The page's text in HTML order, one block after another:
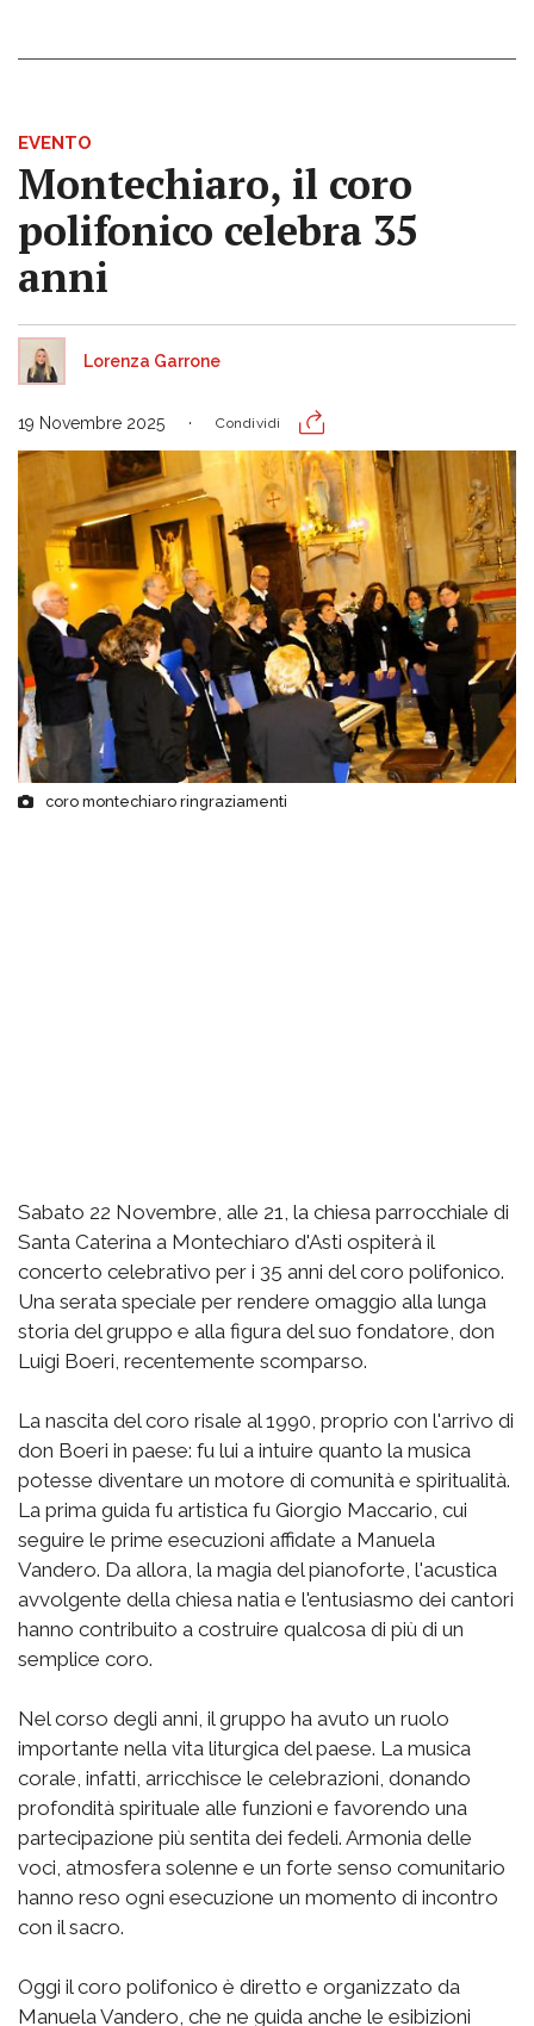
EVENTO
Montechiaro, il coro
polifonico celebra 35
anni
Lorenza Garrone
19 Novembre 2025 Condividi
coro montechiaro ringraziamenti
Sabato 22 Novembre, alle 21, la chiesa parrocchiale di
Santa Caterina a Montechiaro d'Asti ospiterà il
concerto celebrativo per i 35 anni del coro polifonico.
Una serata speciale per rendere omaggio alla lunga
storia del gruppo e alla figura del suo fondatore, don
Luigi Boeri, recentemente scomparso.
La nascita del coro risale al 1990, proprio con l'arrivo di
don Boeri in paese: fu lui a intuire quanto la musica
potesse diventare un motore di comunità e spiritualità.
La prima guida fu artistica fu Giorgio Maccario, cui
seguire le prime esecuzioni affidate a Manuela
Vandero. Da allora, la magia del pianoforte, l'acustica
avvolgente della chiesa natia e l'entusiasmo dei cantori
hanno contribuito a costruire qualcosa di più di un
semplice coro.
Nel corso degli anni, il gruppo ha avuto un ruolo
importante nella vita liturgica del paese. La musica
corale, infatti, arricchisce le celebrazioni, donando
profondità spirituale alle funzioni e favorendo una
partecipazione più sentita dei fedeli. Armonia delle
voci, atmosfera solenne e un forte senso comunitario
hanno reso ogni esecuzione un momento di incontro
con il sacro.
Oggi il coro polifonico è diretto e organizzato da
Manuela Vandero, che ne guida anche le esibizioni